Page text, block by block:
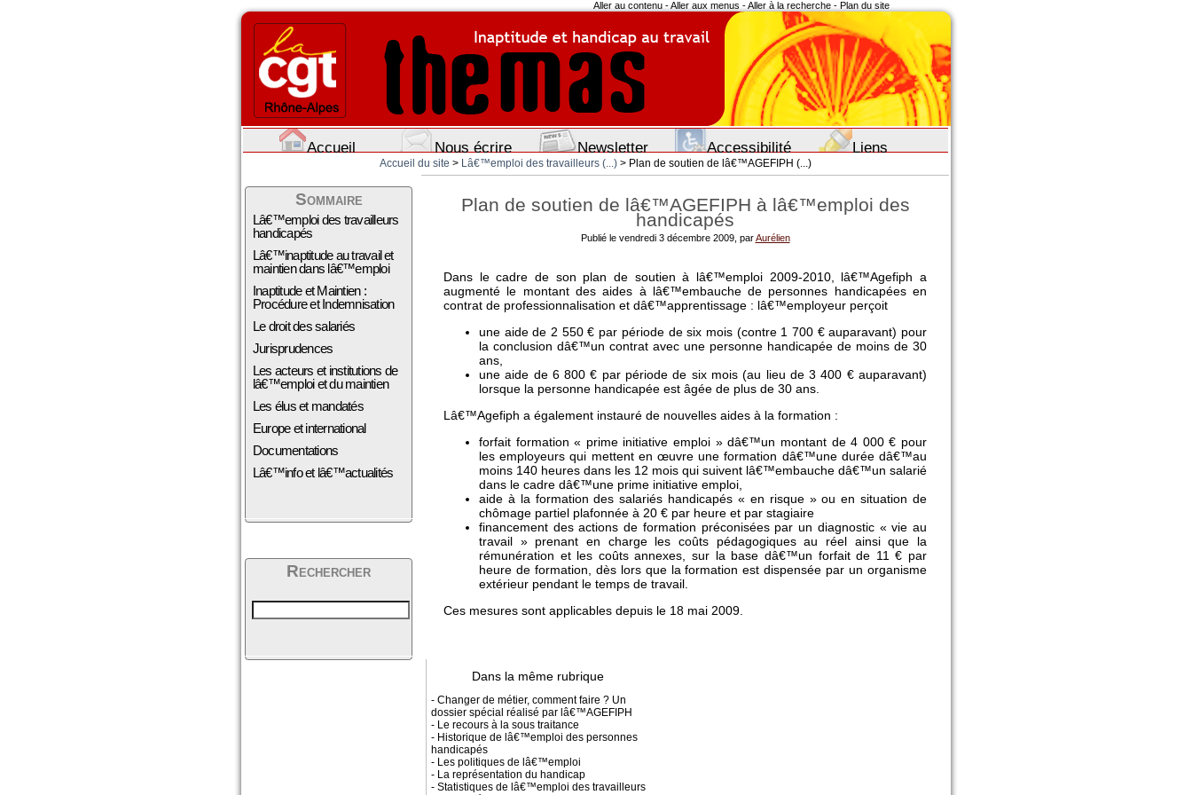
Aller au contenu -Aller aux menus -Aller à la recherche - Plan du site
Accueil Nous écrire Newsletter Accessibilité Liens
Accueil du site > Lâ€™emploi des travailleurs (...) > Plan de soutien de lâ€™AGEFIPH (...)
Sommaire
Lâ€™emploi des travailleurs
handicapés
Lâ€™inaptitude au travail et
maintien dans lâ€™emploi
Inaptitude et Maintien :
Procédure et Indemnisation
Le droit des salariés
Jurisprudences
Les acteurs et institutions de
lâ€™emploi et du maintien
Les élus et mandatés
Europe et international
Documentations
Lâ€™info et lâ€™actualités
Rechercher
Plan de soutien de lâ€™AGEFIPH à lâ€™emploi des
handicapés
Publié le vendredi 3 décembre 2009, parAurélien
Dans le cadre de son plan de soutien à lâ€™emploi 2009-2010, lâ€™Agefiph a
augmenté le montant des aides à lâ€™embauche de personnes handicapées en
contrat de professionnalisation et dâ€™apprentissage : lâ€™employeur perçoit
une aide de 2 550 € par période de six mois (contre 1 700 € auparavant) pour
la conclusion dâ€™un contrat avec une personne handicapée de moins de 30
ans,
une aide de 6 800 € par période de six mois (au lieu de 3 400 € auparavant)
lorsque la personne handicapée est âgée de plus de 30 ans.
Lâ€™Agefiph a également instauré de nouvelles aides à la formation :
forfait formation « prime initiative emploi » dâ€™un montant de 4 000 € pour
les employeurs qui mettent en œuvre une formation dâ€™une durée dâ€™au
moins 140 heures dans les 12 mois qui suivent lâ€™embauche dâ€™un salarié
dans le cadre dâ€™une prime initiative emploi,
aide à la formation des salariés handicapés « en risque » ou en situation de
chômage partiel plafonnée à 20 € par heure et par stagiaire
financement des actions de formation préconisées par un diagnostic « vie au
travail » prenant en charge les coûts pédagogiques au réel ainsi que la
rémunération et les coûts annexes, sur la base dâ€™un forfait de 11 € par
heure de formation, dès lors que la formation est dispensée par un organisme
extérieur pendant le temps de travail.
Ces mesures sont applicables depuis le 18 mai 2009.
Dans la même rubrique
- Changer de métier, comment faire ? Un
dossier spécial réalisé par lâ€™AGEFIPH
- Le recours à la sous traitance
- Historique de lâ€™emploi des personnes
handicapés
- Les politiques de lâ€™emploi
- La représentation du handicap
- Statistiques de lâ€™emploi des travailleurs